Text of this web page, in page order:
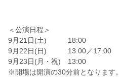
＜公演日程＞
9月21日(土) 18:00
9月22日(日) 13:00／17:00
9月23日(月・祝) 13:00
※開場は開演の30分前となります。